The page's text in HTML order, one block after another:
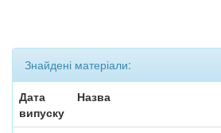
Знайдені матеріали:
Дата
випуску
Назва